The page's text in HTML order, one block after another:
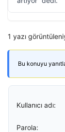
1 yazı
Bu konuyu
Kullanıcı adı:
Parola: